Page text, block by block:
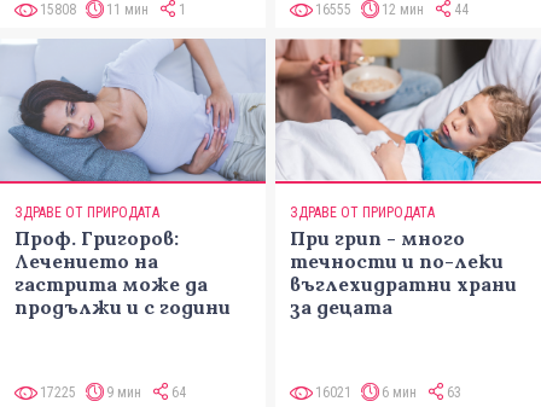
15808 11 мин 1 16555 12 мин 44
ЗДРАВЕ ОТ ПРИРОДАТА
Проф. Григоров:
Лечението на
гастрита може да
продължи и с години
17225 9 мин 64
ЗДРАВЕ ОТ ПРИРОДАТА
При грип - много
течности и по-леки
въглехидратни храни
за децата
16021 6 мин 63